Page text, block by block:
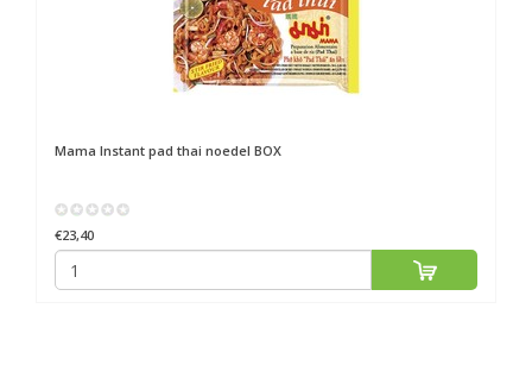
Mama Instant pad thai noedel BOX
€23,40